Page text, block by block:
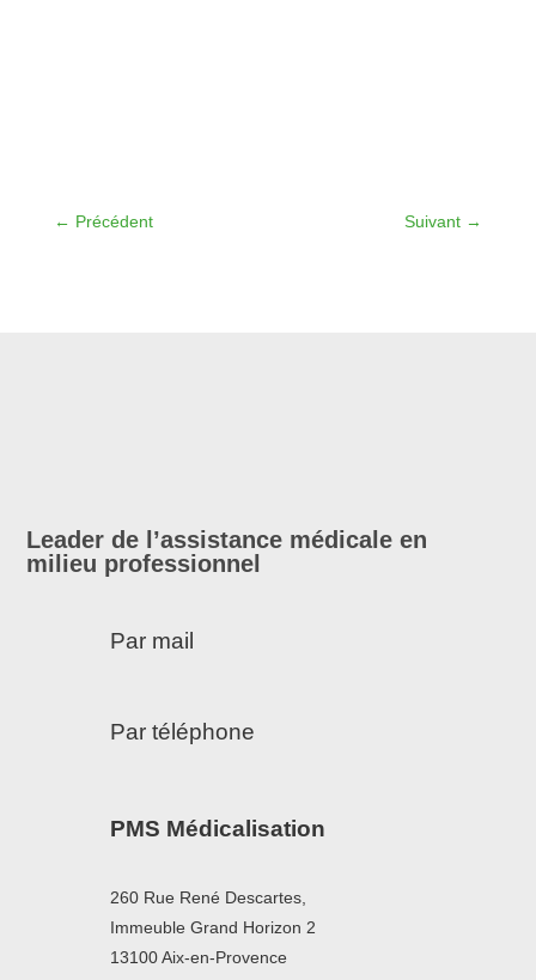
← Précédent Suivant →
Leader de l’assistance médicale en
milieu professionnel
Par mail
Par téléphone
PMS Médicalisation
260 Rue René Descartes,
Immeuble Grand Horizon 2
13100 Aix-en-Provence